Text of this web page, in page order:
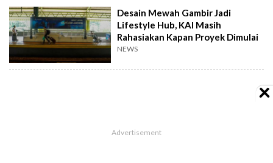
Desain Mewah Gambir Jadi
Lifestyle Hub, KAI Masih
Rahasiakan Kapan Proyek Dimulai
NEWS